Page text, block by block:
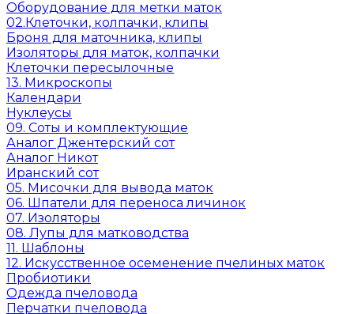
Оборудование для метки маток
02.Клеточки, колпачки, клипы
Броня для маточника, клипы
Изоляторы для маток, колпачки
Клеточки пересылочные
13. Микроскопы
Календари
Нуклеусы
09. Соты и комплектующие
Аналог Джентерский сот
Аналог Никот
Иранский сот
05. Мисочки для вывода маток
06. Шпатели для переноса личинок
07. Изоляторы
08. Лупы для матководства
11. Шаблоны
12. Искусственное осеменение пчелиных маток
Пробиотики
Одежда пчеловода
Перчатки пчеловода